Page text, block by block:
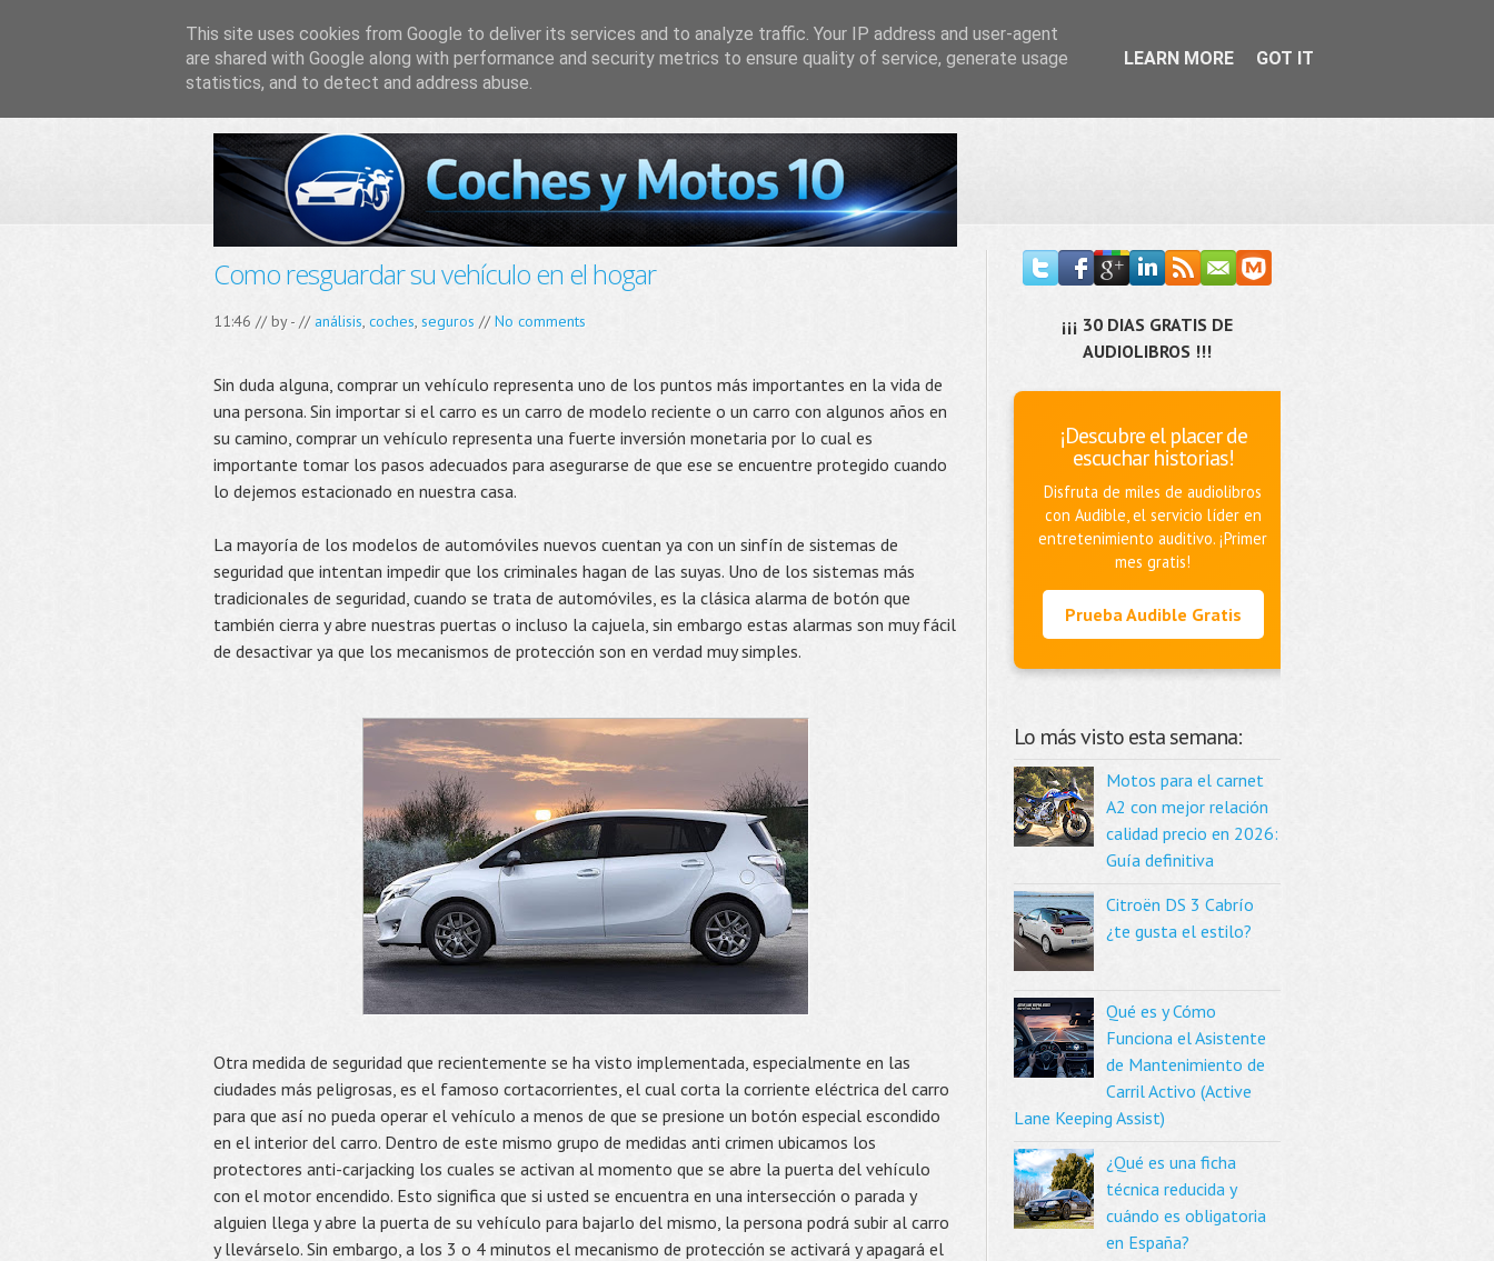
Como resguardar su vehículo en el hogar
11:46 // by- // análisis, coches, seguros //No comments
Sin duda alguna, comprar un vehículo representa uno de los puntos más importantes en la vida de
una persona. Sin importar si el carro es un carro de modelo reciente o un carro con algunos años en
su camino, comprar un vehículo representa una fuerte inversión monetaria por lo cual es
importante tomar los pasos adecuados para asegurarse de que ese se encuentre protegido cuando
lo dejemos estacionado en nuestra casa.
La mayoría de los modelos de automóviles nuevos cuentan ya con un sinfín de sistemas de
seguridad que intentan impedir que los criminales hagan de las suyas. Uno de los sistemas más
tradicionales de seguridad, cuando se trata de automóviles, es la clásica alarma de botón que
también cierra y abre nuestras puertas o incluso la cajuela, sin embargo estas alarmas son muy fácil
de desactivar ya que los mecanismos de protección son en verdad muy simples.
Otra medida de seguridad que recientemente se ha visto implementada, especialmente en las
ciudades más peligrosas, es el famoso cortacorrientes, el cual corta la corriente eléctrica del carro
para que así no pueda operar el vehículo a menos de que se presione un botón especial escondido
en el interior del carro. Dentro de este mismo grupo de medidas anti crimen ubicamos los
protectores anti-carjacking los cuales se activan al momento que se abre la puerta del vehículo
con el motor encendido. Esto significa que si usted se encuentra en una intersección o parada y
alguien llega y abre la puerta de su vehículo para bajarlo del mismo, la persona podrá subir al carro
y llevárselo. Sin embargo, a los 3 o 4 minutos el mecanismo de protección se activará y apagará el
¡¡¡ 30 DIAS GRATIS DE
AUDIOLIBROS !!!
¡Descubre el placer de
escuchar historias!
Disfruta de miles de audiolibros
con Audible, el servicio líder en
entretenimiento auditivo. ¡Primer
mes gratis!
Prueba Audible Gratis
Lo más visto esta semana:
Motos para el carnet
A2 con mejor relación
calidad precio en 2026:
Guía definitiva
Citroën DS 3 Cabrío
¿te gusta el estilo?
Qué es y Cómo
Funciona el Asistente
de Mantenimiento de
Carril Activo (Active
Lane Keeping Assist)
¿Qué es una ficha
técnica reducida y
cuándo es obligatoria
en España?
This site uses cookies from Google to deliver its services and to analyze traffic. Your IP address and user-agent
are shared with Google along with performance and security metrics to ensure quality of service, generate usage
statistics, and to detect and address abuse.
LEARN MORE GOT IT